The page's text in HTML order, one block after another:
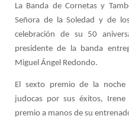
La Banda de Cornetas y
Señora de la Soledad y de
celebración de su 50
presidente de la banda
Miguel Ángel Redondo.
El sexto premio de la
judocas por sus éxitos, Irene
premio a manos de su